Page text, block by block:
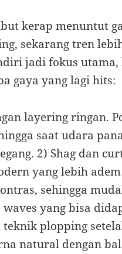
kerap menuntut
sekarang tren
jadi fokus
gaya yang lagi hits:
layering ringan.
saat udara
2) Shag dan
yang lebih
sehingga
yang bisa
plopping
natural dengan